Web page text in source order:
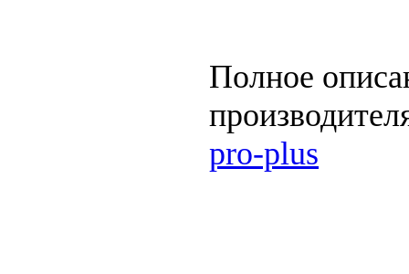
Полное
pro-plus